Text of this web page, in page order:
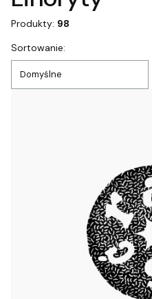
Produkty: 98
Lista produktów
Sortowanie:
Domyślne